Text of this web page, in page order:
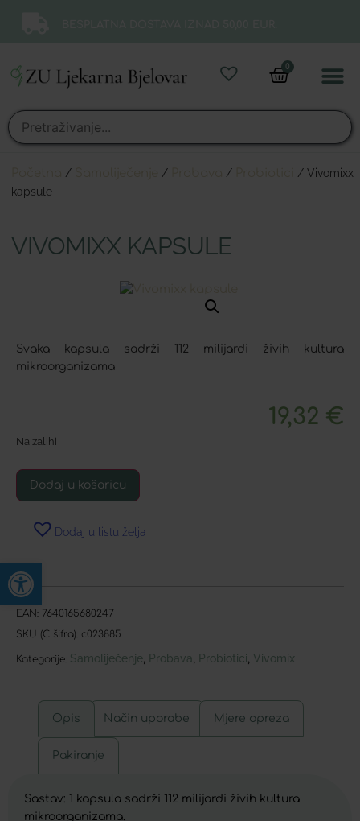
Open toolbar
0
/ / /
/ Vivomixx
kapsule
VIVOMIXX KAPSULE
Svaka kapsula sadrži 112 milijardi živih kultura
mikroorganizama
19,32 €
Na zalihi
Dodaj u košaricu
Dodaj u listu želja
EAN: 7640165680247
SKU (C šifra): c023885
Kategorije: Samoliječenje Probava Probiotici Vivomix
Opis Način uporabe Mjere opreza
Pakiranje
Sastav: 1 kapsula sadrži 112 milijardi živih kultura
mikroorganizama.